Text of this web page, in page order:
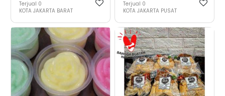
Terjual 0
KOTA JAKARTA BARAT
Terjual 0
KOTA JAKARTA PUSAT